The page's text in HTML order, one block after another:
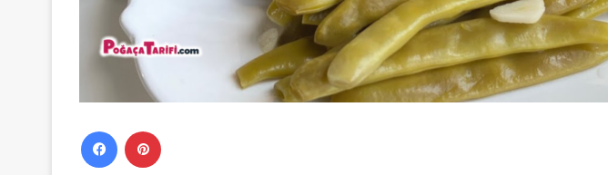
Facebook